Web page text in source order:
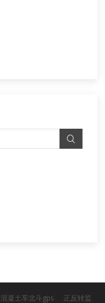
混凝土车北斗gps
正反转监